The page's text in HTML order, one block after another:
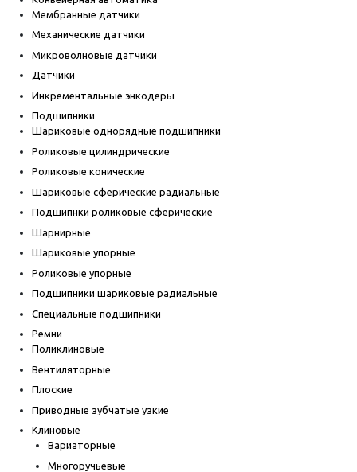
Мембранные датчики
Механические датчики
Микроволновые датчики
Датчики
Инкрементальные энкодеры
Подшипники
Шариковые однорядные подшипники
Роликовые цилиндрические
Роликовые конические
Шариковые сферические радиальные
Подшипнки роликовые сферические
Шарнирные
Шариковые упорные
Роликовые упорные
Подшипники шариковые радиальные
Специальные подшипники
Ремни
Поликлиновые
Вентиляторные
Плоские
Приводные зубчатые узкие
Клиновые
Вариаторные
Многоручьевые